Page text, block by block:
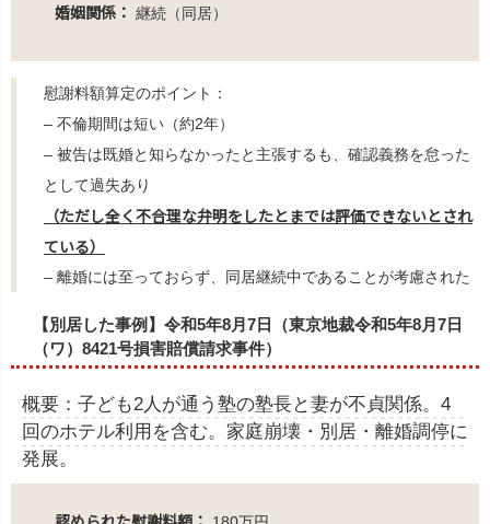
婚姻関係： 継続（同居）
慰謝料額算定のポイント：
– 不倫期間は短い（約2年）
– 被告は既婚と知らなかったと主張するも、確認義務を怠った
として過失あり
（ただし全く不合理な弁明をしたとまでは評価できないとされ
ている）
– 離婚には至っておらず、同居継続中であることが考慮された
【別居した事例】令和5年8月7日（東京地裁令和5年8月7日
（ワ）8421号損害賠償請求事件）
概要：子ども2人が通う塾の塾長と妻が不貞関係。4
回のホテル利用を含む。家庭崩壊・別居・離婚調停に
発展。